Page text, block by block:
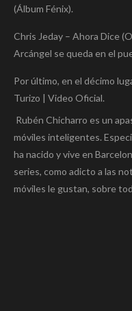
(Álbum Fénix).
Chris Jeday – Ahora Dice
Arcángel se queda en el
Por último, en el décimo
Turizo | Video Oficial.
Rubén Chicharro es un
móviles inteligentes.
ha nacido y vive en
series, como adicto a las
móviles le gustan, sobre